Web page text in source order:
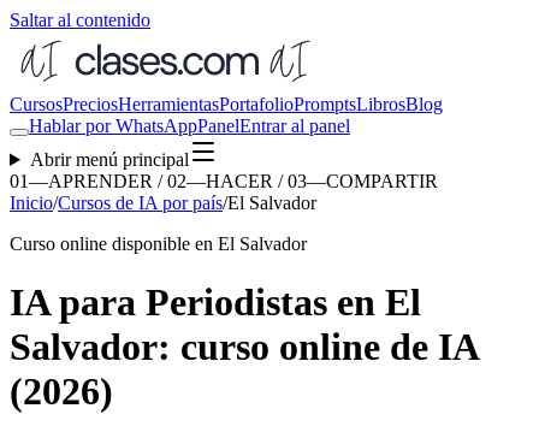
Saltar al contenido
CursosPreciosHerramientasPortafolioPromptsLibrosBlog
Hablar por WhatsAppPanelEntrar al panel
Abrir menú principal
01—APRENDER / 02—HACER / 03—COMPARTIR
Inicio/Cursos de IA por país/El Salvador
Curso online disponible en El Salvador
IA para Periodistas en El
Salvador: curso online de IA
(2026)